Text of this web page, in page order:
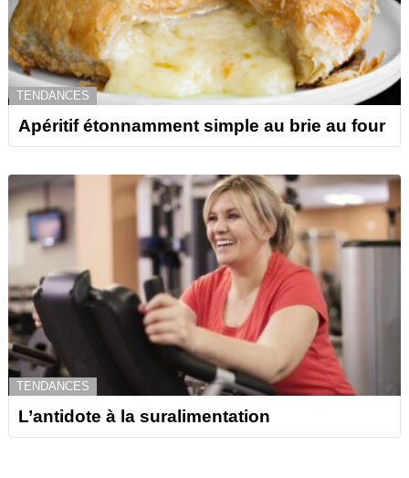
TENDANCES
Apéritif étonnamment simple au brie au four
TENDANCES
L’antidote à la suralimentation